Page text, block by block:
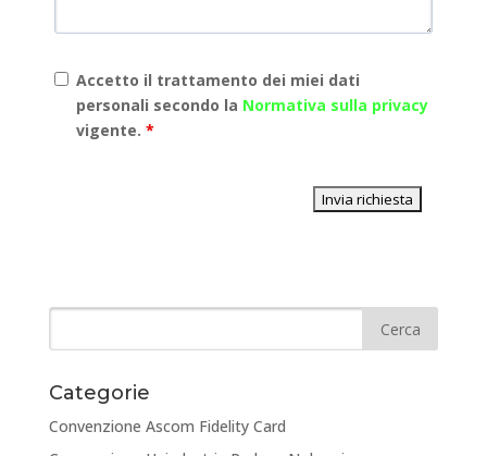
Accetto il trattamento dei miei dati
personali secondo la Normativa sulla privacy
vigente. *
Categorie
Convenzione Ascom Fidelity Card